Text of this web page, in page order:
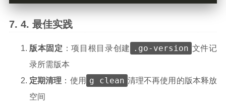
最佳实践
版本固定 ：项目根目录创建 .go-version 文件记
录所需版本
定期清理 ：使用 g clean 清理不再使用的版本释放
空间